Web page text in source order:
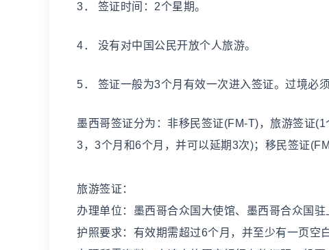
3． 签证时间：2个星期。
4． 没有对中国公民开放个人旅游。
5． 签证一般为3个月有效一次进入签证。过境必
墨西哥签证分为：非移民签证(FM-T)，旅游签证
3，3个月和6个月，并可以延期3次)；移民签证
旅游签证：
办理单位：墨西哥合众国大使馆、墨西哥合众国驻
护照要求：有效期需超过6个月，并至少有一页空